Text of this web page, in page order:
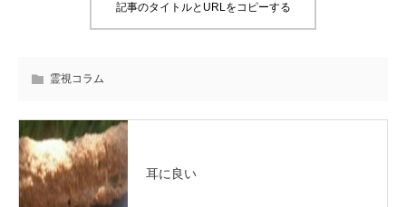
記事のタイトルとURLをコピーする
霊視コラム
耳に良い